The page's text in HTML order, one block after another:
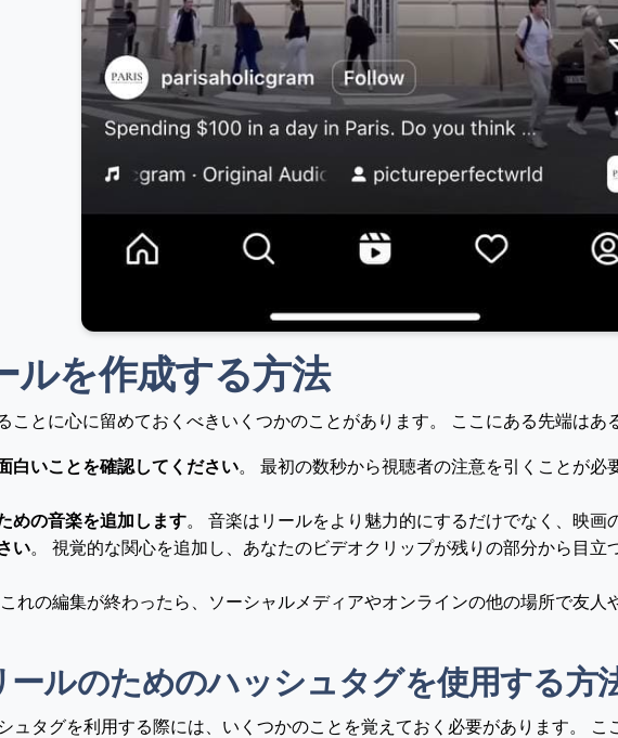
ルを作成する方法
ことに心に留めておくべきいくつかのことがあります。 ここにある先端はあ
白いことを確認してください。 最初の数秒から視聴者の注意を引くことが
めの音楽を追加します。 音楽はリールをより魅力的にするだけでなく、映
い。 視覚的な関心を追加し、あなたのビデオクリップが残りの部分から目
れの編集が終わったら、ソーシャルメディアやオンラインの他の場所で友
ルのためのハッシュタグを使用する方
タグを利用する際には、いくつかのことを覚えておく必要があります。 こ